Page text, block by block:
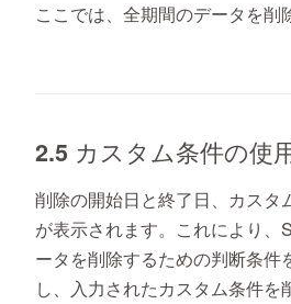
ここでは、全期間のデータを削
2.5 カスタム条件の使
削除の開始日と終了日、カスタ
が表示されます。これにより、
ータを削除するための判断条件
し、入力されたカスタム条件を